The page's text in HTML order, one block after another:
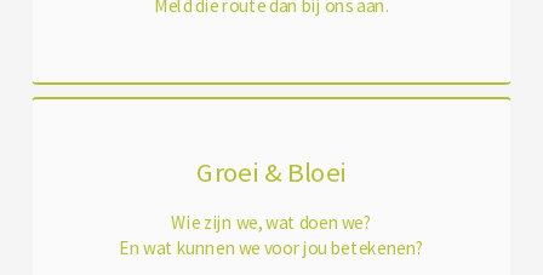
Meld die route dan bij ons aan.
Groei & Bloei
Wie zijn we, wat doen we?
En wat kunnen we voor jou betekenen?